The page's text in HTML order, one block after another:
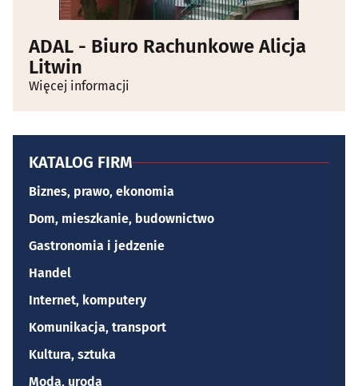
ADAL - Biuro Rachunkowe Alicja
Litwin
Więcej informacji
KATALOG FIRM
Biznes, prawo, ekonomia
Dom, mieszkanie, budownictwo
Gastronomia i jedzenie
Handel
Internet, komputery
Komunikacja, transport
Kultura, sztuka
Moda, uroda